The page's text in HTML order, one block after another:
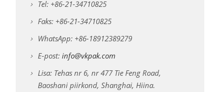
Tel: +86-21-34710825
Faks: +86-21-34710825
WhatsApp: +86-18912389279
E-post: info@vkpak.com
Lisa: Tehas nr 6, nr 477 Tie Feng Road,
Baoshani piirkond, Shanghai, Hiina.